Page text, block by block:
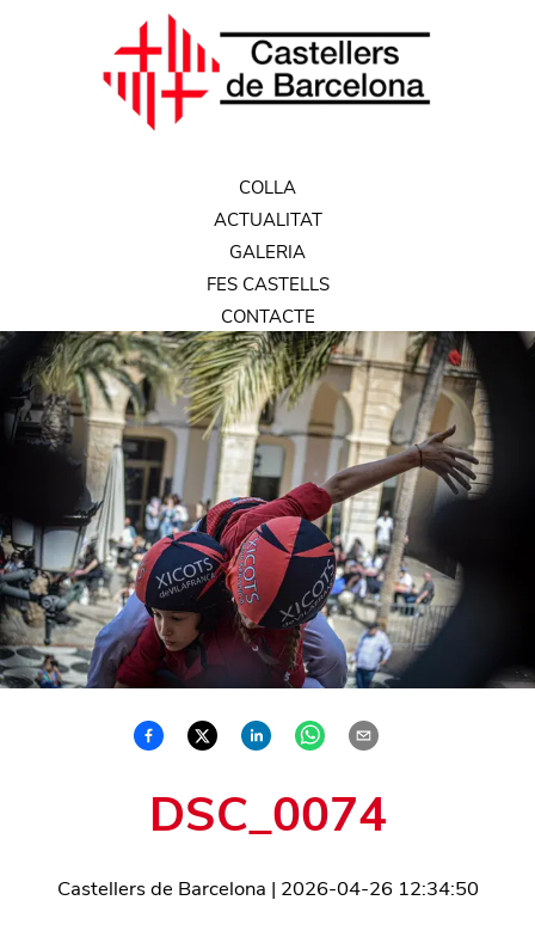
COLLA
ACTUALITAT
GALERIA
FES CASTELLS
CONTACTE
DSC_0074
Castellers de Barcelona | 2026-04-26 12:34:50